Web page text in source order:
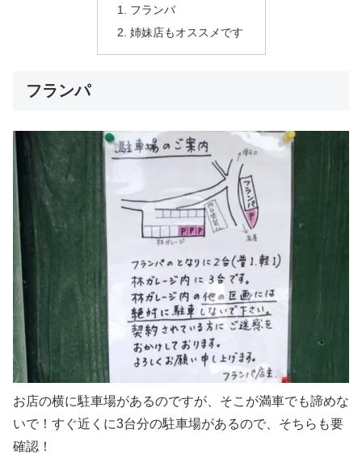
フランパ
姉妹店もオススメです
フランパ
お店の横に駐車場があるのですが、そこが満車でも諦めな
いで！すぐ近くに3台分の駐車場があるので、そちらも要
確認！